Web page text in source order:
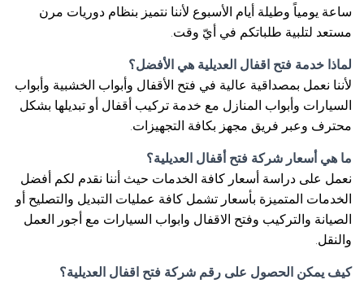
ساعة يومياً وطيلة أيام الأسبوع لأننا نتميز بنظام دوريات مرن
مستعد لتلبية طلباتكم في أيّ وقت.
لماذا خدمة فتح اقفال العديلية هي الأفضل؟
لأننا نعمل بمصداقية عالية في فتح الأقفال وأبواب الخشبية وأبواب
السيارات وأبواب المنازل مع خدمة تركيب أقفال أو تبديلها بشكل
محترف وعبر فريق مجهز بكافة التجهيزات.
ما هي أسعار شركة فتح أقفال العديلية؟
نعمل على دراسة أسعار كافة الخدمات حيث أننا نقدم لكم أفضل
الخدمات المتميزة بأسعار تشمل كافة عمليات التبديل والتصليح أو
الصيانة والتركيب وفتح الاقفال وابواب السيارات مع أجور العمل
والنقل.
كيف يمكن الحصول على رقم شركة فتح اقفال العديلية؟